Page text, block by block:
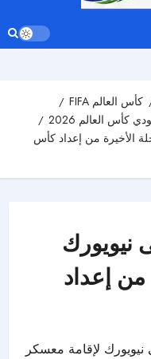
كأس العالم FIFA
كأس العالم 2026
الأخيرة من إعداد كأس
نيويورك
من إعداد
نيويورك لإقامة معسكر